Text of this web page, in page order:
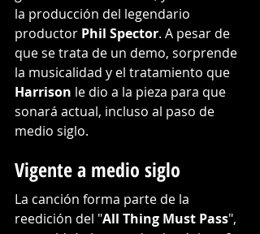
la producción del legendario
productor Phil Spector. A pesar de
que se trata de un demo, sorprende
la musicalidad y el tratamiento que
Harrison le dio a la pieza para que
sonará actual, incluso al paso de
medio siglo.
Vigente a medio siglo
La canción forma parte de la
reedición del "All Thing Must Pass",